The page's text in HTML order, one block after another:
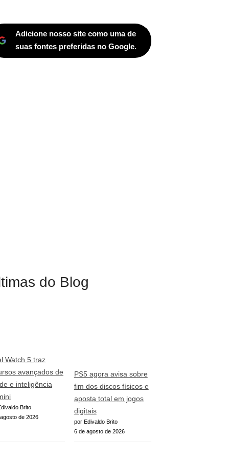
Adicione nosso site como uma de
suas fontes preferidas no Google.
do Blog
Watch 5 traz
avançados de
e inteligência
Brito
de 2026
PS5 agora avisa sobre
fim dos discos físicos e
aposta total em jogos
digitais
por Edivaldo Brito
6 de agosto de 2026